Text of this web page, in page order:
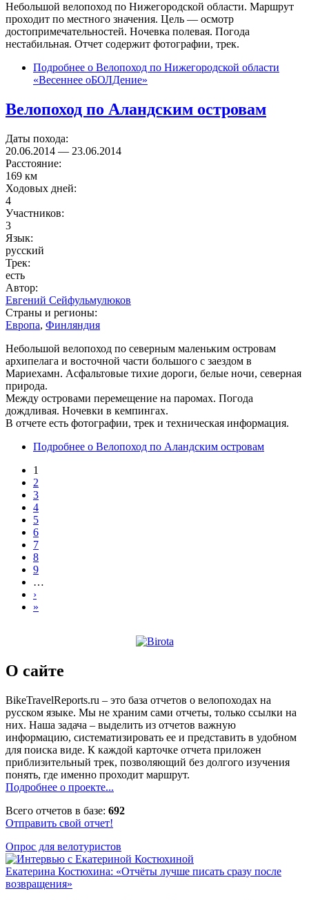
Небольшой велопоход по Нижегородской области. Маршрут
проходит по местного значения. Цель — осмотр
достопримечательностей. Ночевка полевая. Погода
нестабильная. Отчет содержит фотографии, трек.
Подробнее о Велопоход по Нижегородской области
«Весеннее оБОЛДение»
Велопоход по Аландским островам
Даты похода:
20.06.2014 — 23.06.2014
Расстояние:
169 км
Ходовых дней:
4
Участников:
3
Язык:
русский
Трек:
есть
Автор:
Евгений Сейфульмулюков
Страны и регионы:
Европа, Финляндия
Небольшой велопоход по северным маленьким островам
архипелага и восточной части большого с заездом в
Мариехамн. Асфальтовые тихие дороги, белые ночи, северная
природа.
Между островами перемещение на паромах. Погода
дождливая. Ночевки в кемпингах.
В отчете есть фотографии, трек и техническая информация.
Подробнее о Велопоход по Аландским островам
1
2
3
4
5
6
7
8
9
…
›
»
О сайте
BikeTravelReports.ru – это база отчетов о велопоходах на
русском языке. Мы не храним сами отчеты, только ссылки на
них. Наша задача – выделить из отчетов важную
информацию, систематизировать ее и представить в удобном
для поиска виде. К каждой карточке отчета приложен
приблизительный трек, позволяющий без долгого изучения
понять, где именно проходит маршрут.
Подробнее о проекте...
Всего отчетов в базе: 692
Отправить свой отчет!
Опрос для велотуристов
Екатерина Костюхина: «Отчёты лучше писать сразу после
возвращения»